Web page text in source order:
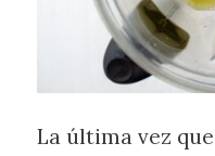
La última vez